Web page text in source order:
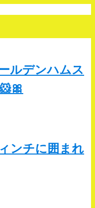
ルデンハムス
ンチに囲まれ